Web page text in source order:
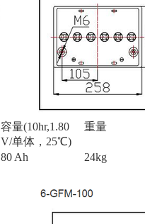
容量(10hr,1.80
V/单体，25℃)
重量
80 Ah 24kg